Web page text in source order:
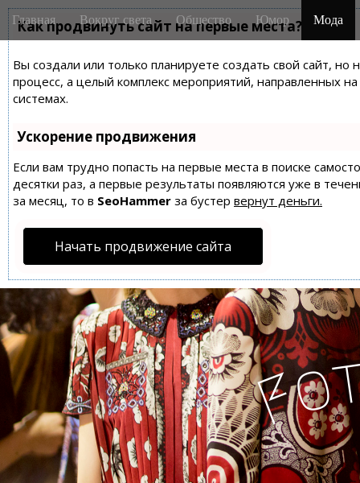
Как продвинуть сайт на первые места?
Вы создали или только планируете создать свой сайт,
процесс, а целый комплекс мероприятий, направленных
системах.
Ускорение продвижения
Если вам трудно попасть на первые места в поиске
десятки раз, а первые результаты появляются уже в
за месяц, то в SeoHammer за бустер вернут деньги.
Начать продвижение сайта
M
a
n
m
e
n
u
i
Главная Вокруг света Общество Юмор Мода
Fo